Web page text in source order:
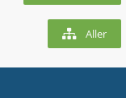
Aller